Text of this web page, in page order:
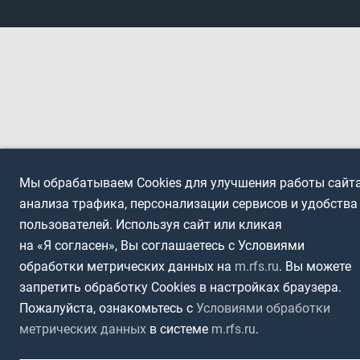
Мы обрабатываем Cookies для улучшения работы
анализа трафика, персонализации сервисов и удобства
пользователей. Используя сайт или кликая
на «Я согласен», Вы соглашаетесь с Условиями
обработки метрических данных на m.rfs.ru. Вы можете
запретить обработку Cookies в настройках браузера.
Пожалуйста, ознакомьтесь с Условиями обработки
метрических данных в системе m.rfs.ru.